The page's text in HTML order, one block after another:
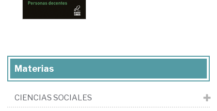
Materias
CIENCIAS SOCIALES